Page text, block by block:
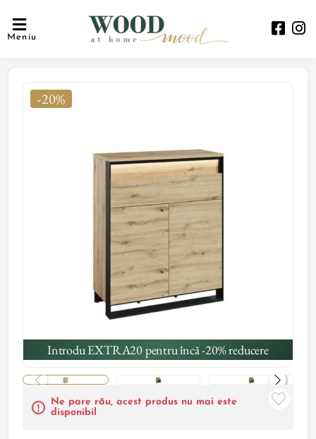
Meniu
-20%
Introdu EXTRA20 pentru încă -20% reducere
Ne pare rău, acest produs nu mai este
disponibil